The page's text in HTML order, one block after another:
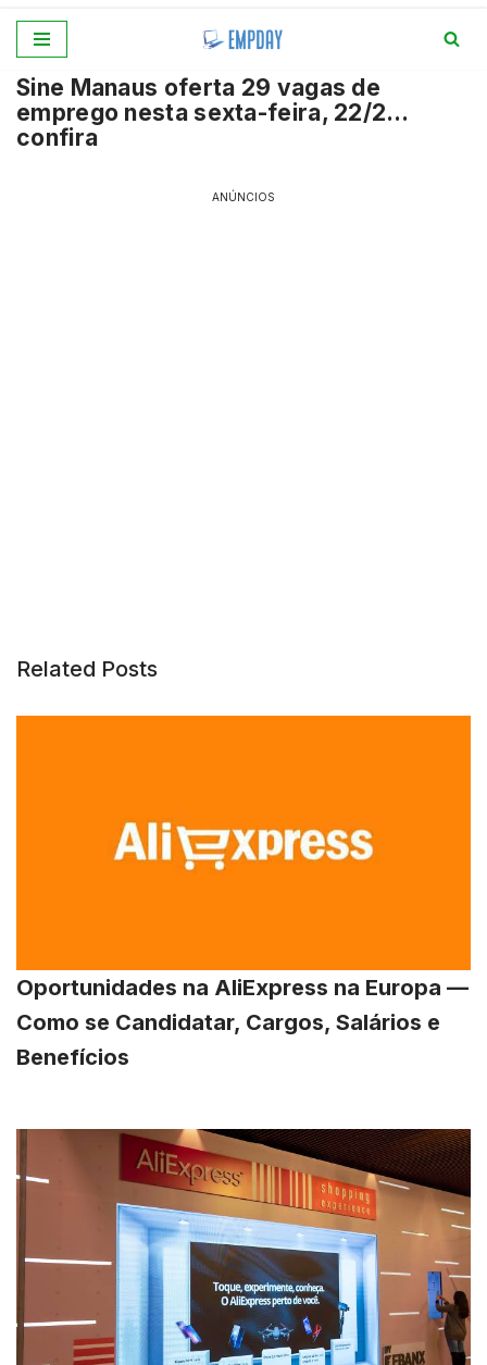
para
o
conteúdo
Sine Manaus oferta 29 vagas de
emprego nesta sexta-feira, 22/2…
confira
ANÚNCIOS
Related Posts
Oportunidades na AliExpress na Europa —
Como se Candidatar, Cargos, Salários e
Benefícios